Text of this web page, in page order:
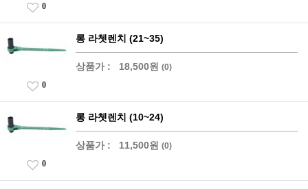
0
롱 라쳇렌치 (21~35)
상품가 : 18,500원 (0)
0
롱 라쳇렌치 (10~24)
상품가 : 11,500원 (0)
0